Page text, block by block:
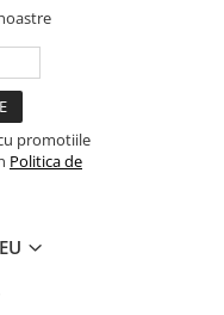
promotiile
Politica de